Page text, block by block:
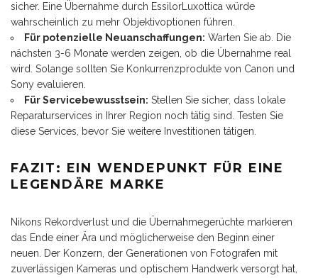
sicher. Eine Übernahme durch EssilorLuxottica würde
wahrscheinlich zu mehr Objektivoptionen führen.
Für potenzielle Neuanschaffungen: Warten Sie ab. Die
nächsten 3-6 Monate werden zeigen, ob die Übernahme real
wird. Solange sollten Sie Konkurrenzprodukte von Canon und
Sony evaluieren.
Für Servicebewusstsein: Stellen Sie sicher, dass lokale
Reparaturservices in Ihrer Region noch tätig sind. Testen Sie
diese Services, bevor Sie weitere Investitionen tätigen.
FAZIT: EIN WENDEPUNKT FÜR EINE
LEGENDÄRE MARKE
Nikons Rekordverlust und die Übernahmegerüchte markieren
das Ende einer Ära und möglicherweise den Beginn einer
neuen. Der Konzern, der Generationen von Fotografen mit
zuverlässigen Kameras und optischem Handwerk versorgt hat,